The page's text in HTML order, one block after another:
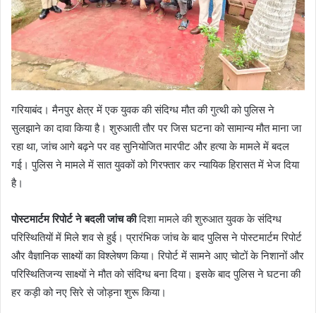
गरियाबंद। मैनपुर क्षेत्र में एक युवक की संदिग्ध मौत की गुत्थी को पुलिस ने
सुलझाने का दावा किया है। शुरुआती तौर पर जिस घटना को सामान्य मौत माना जा
रहा था, जांच आगे बढ़ने पर वह सुनियोजित मारपीट और हत्या के मामले में बदल
गई। पुलिस ने मामले में सात युवकों को गिरफ्तार कर न्यायिक हिरासत में भेज दिया
है।
पोस्टमार्टम रिपोर्ट ने बदली जांच कीदिशा मामले की शुरुआत युवक के संदिग्ध
परिस्थितियों में मिले शव से हुई। प्रारंभिक जांच के बाद पुलिस ने पोस्टमार्टम रिपोर्ट
और वैज्ञानिक साक्ष्यों का विश्लेषण किया। रिपोर्ट में सामने आए चोटों के निशानों और
परिस्थितिजन्य साक्ष्यों ने मौत को संदिग्ध बना दिया। इसके बाद पुलिस ने घटना की
हर कड़ी को नए सिरे से जोड़ना शुरू किया।